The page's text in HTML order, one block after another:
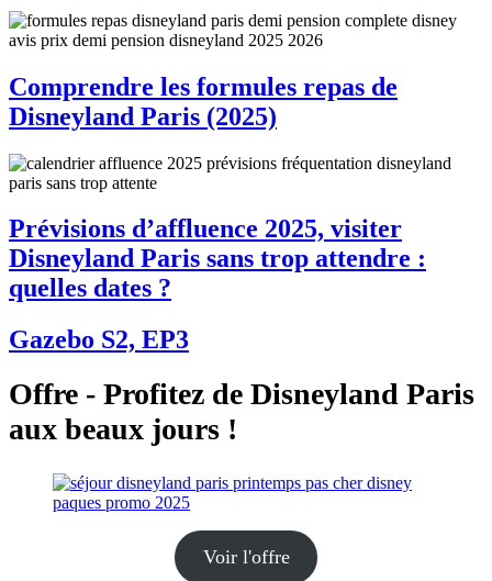
Comprendre les formules repas de
Disneyland Paris (2025)
Prévisions d’affluence 2025, visiter
Disneyland Paris sans trop attendre :
quelles dates ?
Gazebo S2, EP3
Offre - Profitez de Disneyland Paris
aux beaux jours !
Voir l'offre